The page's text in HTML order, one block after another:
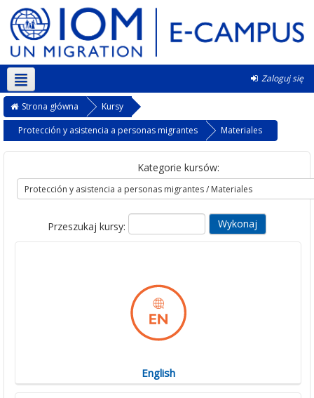
Zaloguj się
Polski ‎(pl)‎
Strona główna
Kursy
Protección y asistencia a personas migrantes
Materiales
Kategorie kursów:
Przeszukaj kursy:
English